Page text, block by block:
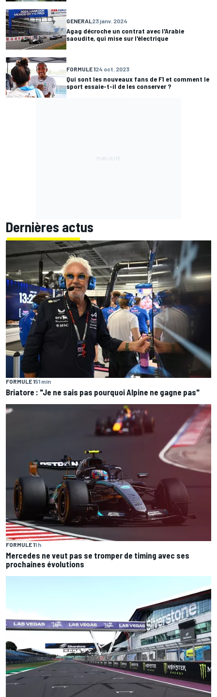
GENERAL 23 janv. 2024
Agag décroche un contrat avec l'Arabie
saoudite, qui mise sur l'électrique
FORMULE 124 oct. 2023
Qui sont les nouveaux fans de F1 et comment le
sport essaie-t-il de les conserver ?
Dernières actus
FORMULE 151 min
Briatore : "Je ne sais pas pourquoi Alpine ne gagne pas"
FORMULE 11 h
Mercedes ne veut pas se tromper de timing avec ses
prochaines évolutions